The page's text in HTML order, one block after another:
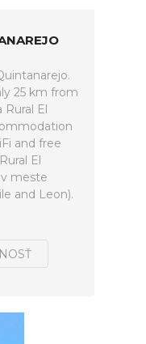
25 km from
Rural El
and free
El
meste
and Leon).